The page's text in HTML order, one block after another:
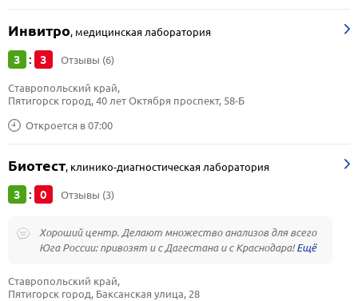
Инвитро, медицинская лаборатория
3 : 3 Отзывы (6)
Откроется в 07:00
Ставропольский край,
Пятигорск город, 40 лет Октября проспект, 58-Б
Биотест, клинико-диагностическая лаборатория
3 : 0 Отзывы (3)
Хороший центр. Делают множество анализов для всего
Юга России: привозят и с Дагестана и с Краснодара!
Ставропольский край,
Пятигорск город, Баксанская улица, 28